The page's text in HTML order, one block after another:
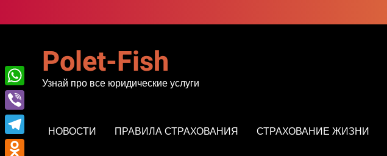
к
Polet-Fish
Узнай про все юридические услуги
НОВОСТИ ПРАВИЛА СТРАХОВАНИЯ СТРАХОВАНИЕ ЖИЗНИ
WhatsApp
Viber
Telegram